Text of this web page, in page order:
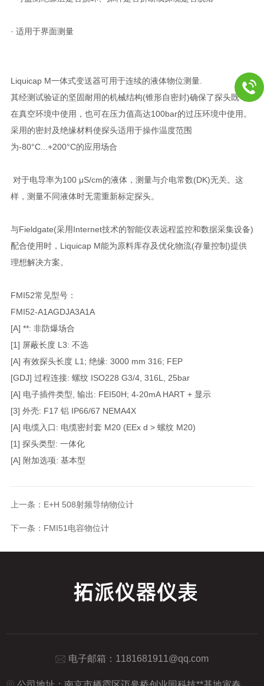
· 适用于界面测量
Liquicap M一体式变送器可用于连续的液体物位测量.
其经测试验证的坚固耐用的机械结构(锥形自密封)确保了探头既可
在真空环境中使用，也可在压力值高达100bar的过压环境中使用。
采用的密封及绝缘材料使探头适用于操作温度范围
为-80°C...+200°C的应用场合
对于电导率为100 μS/cm的液体，测量与介电常数(DK)无关。这
样，测量不同液体时无需重新标定探头。
与Fieldgate(采用Internet技术的智能仪表远程监控和数据采集设备)
配合使用时，Liquicap M能为原料库存及优化物流(存量控制)提供
理想解决方案。
FMI52常见型号：
FMI52-A1AGDJA3A1A
[A] **: 非防爆场合
[1] 屏蔽长度 L3: 不选
[A] 有效探头长度 L1; 绝缘: 3000 mm 316; FEP
[GDJ] 过程连接: 螺纹 ISO228 G3/4, 316L, 25bar
[A] 电子插件类型, 输出: FEI50H; 4-20mA HART + 显示
[3] 外壳: F17 铝 IP66/67 NEMA4X
[A] 电缆入口: 电缆密封套 M20 (EEx d > 螺纹 M20)
[1] 探头类型: 一体化
[A] 附加选项: 基本型
上一条： E+H 508射频导纳物位计
下一条： FMI51电容物位计
电子邮箱：1181681911@qq.com